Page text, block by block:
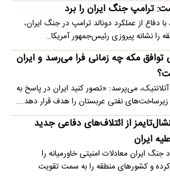
ترامپ جنگ ایران را برد
دفاع از عملکرد دونالد ترامپ در جنگ ایران،
را نشانه پیروزی رئیس‌جمهور آمریکا…
توافق مکه چه زمانی فرا می‌رسد و ایران
می‌پرسد: «تصور کنید ایران در پاسخ به
زیرساخت‌های نفتی عربستان را هدف قرار دهد.…
از ائتلاف‌های دفاعی جدید
ایران
جنگ ایران معادلات امنیتی خاورمیانه را
و کشورهای منطقه را به سمت تقویت